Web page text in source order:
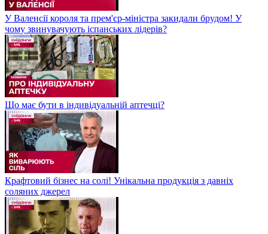
У Валенсії короля та прем'єр-міністра закидали брудом! У
чому звинувачують іспанських лідерів?
Що має бути в індивідуальній аптечці?
Крафтовий бізнес на солі! Унікальна продукція з давніх
соляних джерел